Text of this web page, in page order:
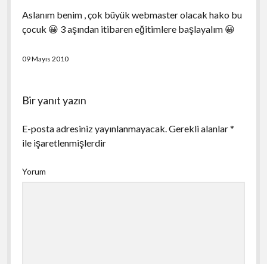
Aslanım benim , çok büyük webmaster olacak hako bu
çocuk 😀 3 aşından itibaren eğitimlere başlayalım 😀
09 Mayıs 2010
Bir yanıt yazın
E-posta adresiniz yayınlanmayacak.Gerekli alanlar*
ile işaretlenmişlerdir
Yorum